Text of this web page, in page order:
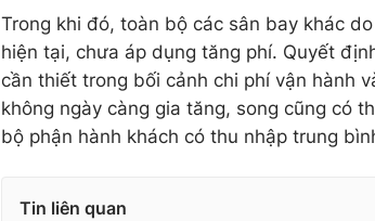
Trong khi đó, toàn bộ các sân bay khác
hiện tại, chưa áp dụng tăng phí. Quyết
cần thiết trong bối cảnh chi phí vận hành
không ngày càng gia tăng, song cũng có
bộ phận hành khách có thu nhập trung
Tin liên quan